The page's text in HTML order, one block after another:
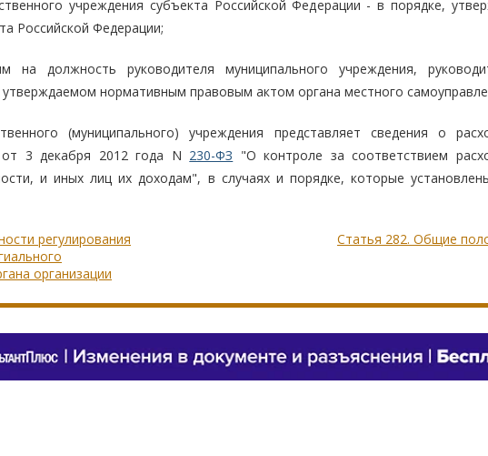
учреждения субъекта Российской Федерации - в порядке,
Российской Федерации;
на должность руководителя муниципального учреждения,
нормативным правовым актом органа местного
(муниципального) учреждения представляет сведения о
3 декабря 2012 года N 230-ФЗ "О контроле за соответствием
и иных лиц их доходам", в случаях и порядке, которые
регулирования
организации
Статья 282. Общие